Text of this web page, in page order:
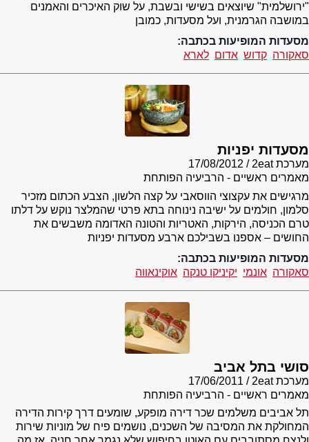
"ירושלמית" שיוצאים בשישי ובשבת, על שוק האיכרים והאמנים
במושבה הגרמנית, ועל מסעדות, כמובן
מסעדות המופיעות בכתבה:
סאקורה קדוש אדום לארא
מסעדות יפניות
מערכת 2eat
17/08/2012
מאמרים ראשיים - הרביעיה הפותחת
מרגישים את עקצוצי הווסאבי על קצה הלשון, הצבע הכתום מזכיר
סלמון, חולמים על ישיבה נינוחה בתא פרטי שהמלצר נוקש על דלתו
טרם הכניסה, הירקות, האטריות והטונה האדומה משבשים את
החושים – אספנו בשבילכם ארבע מסעדות יפניות
מסעדות המופיעות בכתבה:
סאקורה אונמי יקיניקו טנקה אוקינאווה
סושי בתל אביב
מערכת 2eat
17/06/2011
מאמרים ראשיים - הרביעיה הפותחת
תל אביבים משלמים שכר דירה מופקע, שומעים דרך קירות הדירה
המחולקת את המסיבה של השכנים, נושמים פיח של מוניות שירות